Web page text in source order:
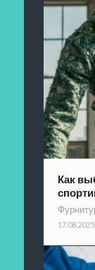
Как
17.08.2025